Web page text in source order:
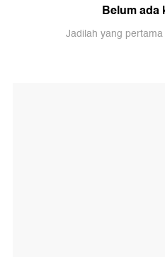
Belum ada
Jadilah yang